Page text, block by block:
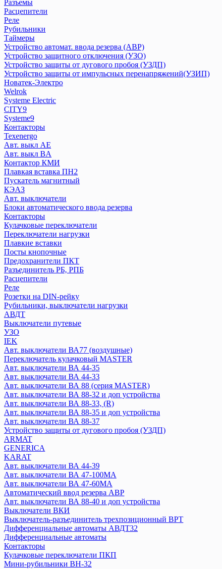
Дифференциальный автомат АВДТ
Дифференциальный автомат АД
Контакторы
Ограничитель импульсных напряжений ОПВ
Переключатели
Плавкие вставки ПВЦ,ППН
Приставка контактная
Пускатели КМЭ
Разъемы
Расцепители
Реле
Рубильники
Таймеры
Устройство автомат. ввода резерва (АВР)
Устройство защитного отключения (УЗО)
Устройство защиты от дугового пробоя (УЗДП)
Устройство защиты от импульсных перенапряжений(УЗИП)
Новатек-Электро
Welrok
Systeme Electric
CITY9
Systeme9
Контакторы
Texenergo
Реле времени
Авт. выкл AE
Авт. выкл BA
Контактор КМИ
Плавкая вставка ПН2
Пускатель магнитный
КЭАЗ
Выключатель нагрузки
Авт. выключатели
Блоки автоматического ввода резерва
Контакторы
Кулачковые переключатели
Переключатели нагрузки
Плавкие вставки
Посты кнопочные
Предохранители ПКТ
Разъединитель РБ, РПБ
Расцепители
Реле
Розетки на DIN-рейку
Рубильники, выключатели нагрузки
АВДТ
Выключатели путевые
УЗО
Разъемы
Расцепители
Реле
Рубильники
Таймеры
Устройство автомат. ввода резерва (АВР)
Устройство защитного отключения (УЗО)
Устройство защиты от дугового пробоя (УЗДП)
Устройство защиты от импульсных перенапряжений(УЗИП)
Новатек-Электро
Welrok
Systeme Electric
CITY9
Systeme9
Контакторы
Texenergo
Авт. выкл AE
Авт. выкл BA
Контактор КМИ
Плавкая вставка ПН2
Пускатель магнитный
КЭАЗ
Авт. выключатели
Блоки автоматического ввода резерва
Контакторы
Кулачковые переключатели
Переключатели нагрузки
Плавкие вставки
Посты кнопочные
Предохранители ПКТ
Разъединитель РБ, РПБ
Расцепители
Реле
Розетки на DIN-рейку
Рубильники, выключатели нагрузки
АВДТ
Выключатели путевые
УЗО
IEK
Авт. выключатели ВА77 (воздушные)
Переключатель кулачковый MASTER
Авт. выключатели ВА 44-35
Авт. выключатели ВА 44-33
Авт. выключатели ВА 88 (серия MASTER)
Авт. выключатели ВА 88-32 и доп устройства
Авт. выключатели ВА 88-33, (R)
Авт. выключатели ВА 88-35 и доп устройства
Авт. выключатели ВА 88-37
Устройство защиты от дугового пробоя (УЗДП)
ARMAT
GENERICA
KARAT
Авт. выключатели ВА 44-39
Авт. выключатели ВА 47-100MA
Авт. выключатели ВА 47-60MA
Автоматический ввод резерва АВР
Авт. выключатели ВА 88-40 и доп устройства
Выключатели ВКИ
Выключатель-разъединитель трехпозиционный ВРТ
Дифференциальные автоматы АВДТ32
Дифференциальные автоматы
Контакторы
Кулачковые переключатели ПКП
Мини-рубильники ВН-32